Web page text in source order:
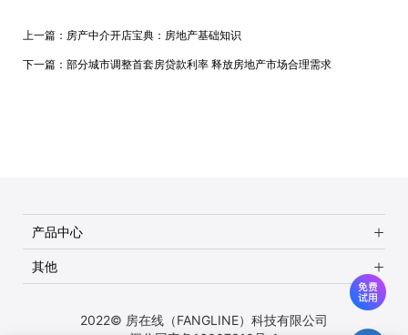
上一篇： 房产中介开店宝典：房地产基础知识
下一篇： 部分城市调整首套房贷款利率 释放房地产市场合理需求
产品中心
其他
2022© 房在线（FANGLINE）科技有限公司